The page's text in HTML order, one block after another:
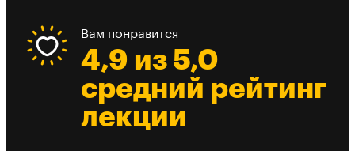
Вам понравится
4,9 из 5,0
средний рейтинг
лекции